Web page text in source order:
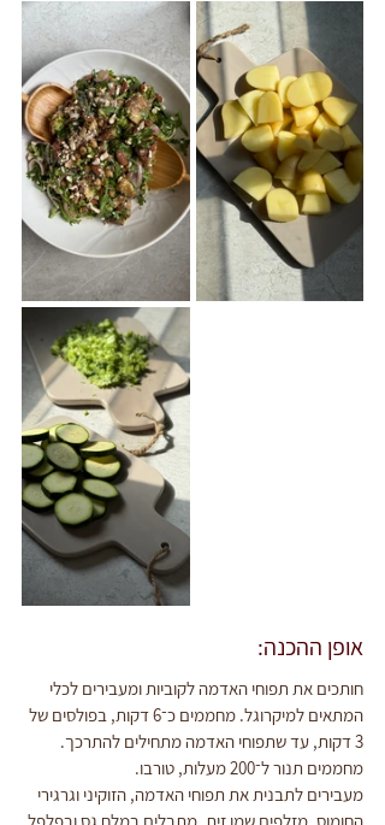
אופן ההכנה:
חותכים את תפוחי האדמה לקוביות ומעבירים לכלי
המתאים למיקרוגל. מחממים כ־6 דקות, בפולסים של
3 דקות, עד שתפוחי האדמה מתחילים להתרכך.
מחממים תנור ל־200 מעלות, טורבו.
מעבירים לתבנית את תפוחי האדמה, הזוקיני וגרגירי